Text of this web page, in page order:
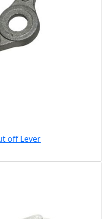
off Lever